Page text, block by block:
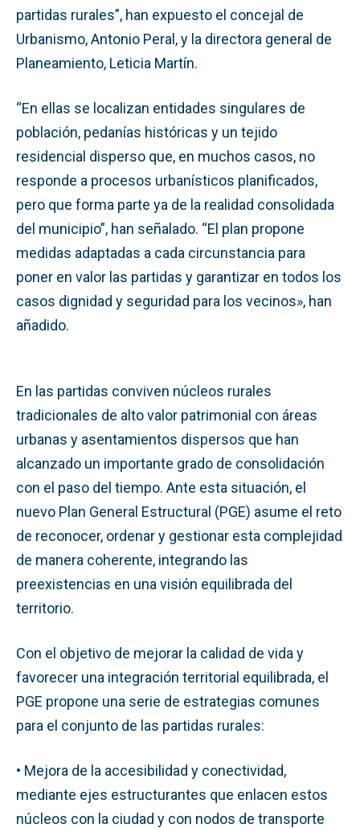
partidas rurales”, han expuesto el concejal de
Urbanismo, Antonio Peral, y la directora general de
Planeamiento, Leticia Martín.
“En ellas se localizan entidades singulares de
población, pedanías históricas y un tejido
residencial disperso que, en muchos casos, no
responde a procesos urbanísticos planificados,
pero que forma parte ya de la realidad consolidada
del municipio”, han señalado. “El plan propone
medidas adaptadas a cada circunstancia para
poner en valor las partidas y garantizar en todos los
casos dignidad y seguridad para los vecinos», han
añadido.
En las partidas conviven núcleos rurales
tradicionales de alto valor patrimonial con áreas
urbanas y asentamientos dispersos que han
alcanzado un importante grado de consolidación
con el paso del tiempo. Ante esta situación, el
nuevo Plan General Estructural (PGE) asume el reto
de reconocer, ordenar y gestionar esta complejidad
de manera coherente, integrando las
preexistencias en una visión equilibrada del
territorio.
Con el objetivo de mejorar la calidad de vida y
favorecer una integración territorial equilibrada, el
PGE propone una serie de estrategias comunes
para el conjunto de las partidas rurales:
• Mejora de la accesibilidad y conectividad,
mediante ejes estructurantes que enlacen estos
núcleos con la ciudad y con nodos de transporte